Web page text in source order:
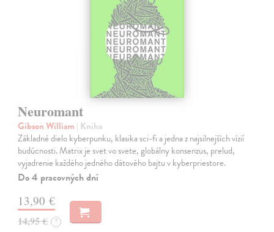
Neuromant
Gibson William | Kniha
Základné dielo kyberpunku, klasika sci-fi a jedna z najsilnejších vízií
budúcnosti. Matrix je svet vo svete, globálny konsenzus, prelud,
vyjadrenie každého jedného dátového bajtu v kyberpriestore.
Do 4 pracovných dní
13,90 €
14,95 € ?